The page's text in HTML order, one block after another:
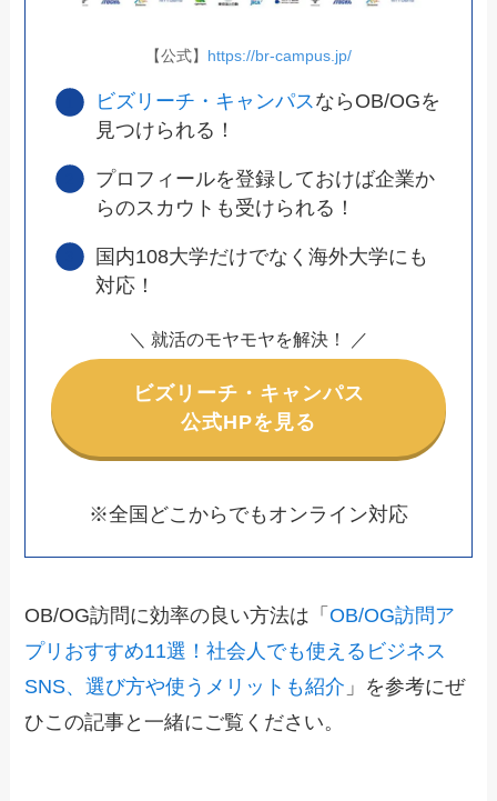
【公式】 https://br-campus.jp/
ビズリーチ・キャンパスならOB/OGを
見つけられる！
プロフィールを登録しておけば企業か
らのスカウトも受けられる！
国内108大学だけでなく海外大学にも
対応！
＼ 就活のモヤモヤを解決！ ／
ビズリーチ・キャンパス
公式HPを見る
※全国どこからでもオンライン対応
OB/OG訪問に効率の良い方法は「OB/OG訪問ア
プリおすすめ11選！社会人でも使えるビジネス
SNS、選び方や使うメリットも紹介 」を参考にぜ
ひこの記事と一緒にご覧ください。